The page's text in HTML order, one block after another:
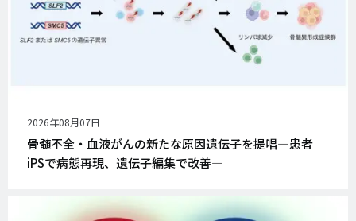
公
開
日
2026年08月07日
骨髄不全・血液がんの新たな原因遺伝子を提唱―患者
iPSで病態再現、遺伝子編集で改善―